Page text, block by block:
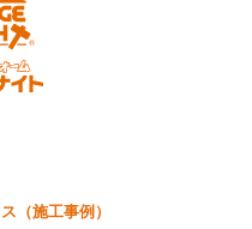
（施工事例）